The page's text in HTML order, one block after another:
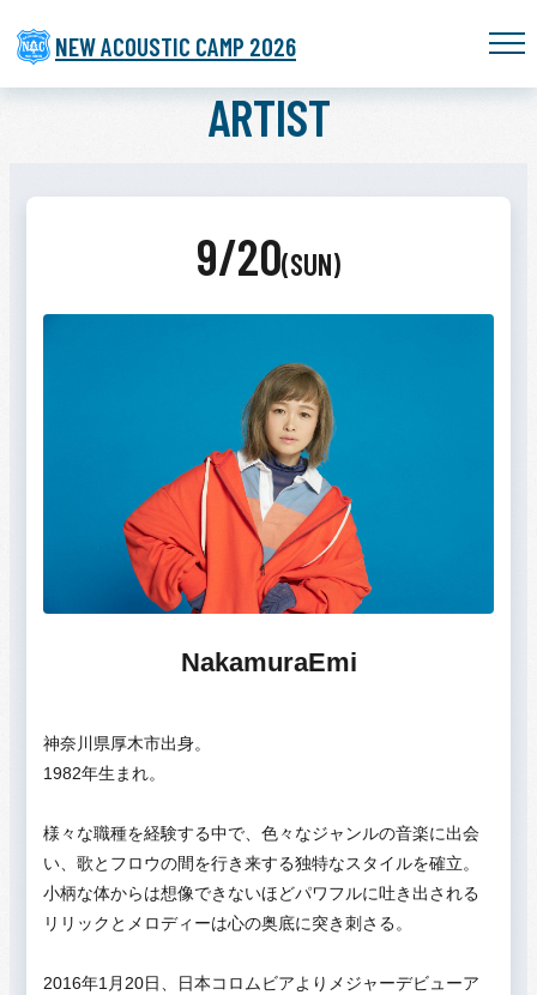
NEW ACOUSTIC CAMP 2026
ARTIST
9/20(SUN)
NakamuraEmi
神奈川県厚木市出身。
1982年生まれ。
様々な職種を経験する中で、色々なジャンルの音楽に出会
い、歌とフロウの間を行き来する独特なスタイルを確立。
小柄な体からは想像できないほどパワフルに吐き出される
リリックとメロディーは心の奥底に突き刺さる。
2016年1月20日、日本コロムビアよりメジャーデビューア